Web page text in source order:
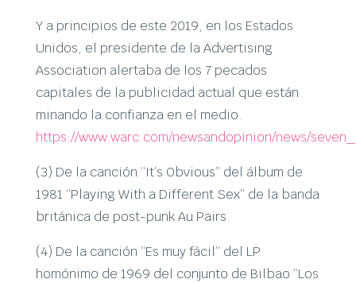
Y a principios de este 2019, en los Estados
Unidos, el presidente de la Advertising
Association alertaba de los 7 pecados
capitales de la publicidad actual que están
minando la confianza en el medio.
https://www.warc.com/newsandopinion/news/
(3) De la canción “It’s Obvious” del álbum de
1981 “Playing With a Different Sex” de la banda
británica de post-punk Au Pairs.
(4) De la canción “Es muy fácil” del LP
homónimo de 1969 del conjunto de Bilbao “Los